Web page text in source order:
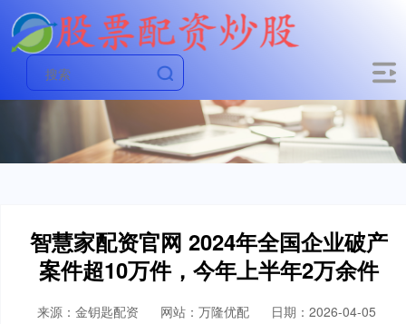
智慧家配资官网 2024年全国企业破产
案件超10万件，今年上半年2万余件
来源：金钥匙配资 网站：万隆优配
日期：2026-04-05